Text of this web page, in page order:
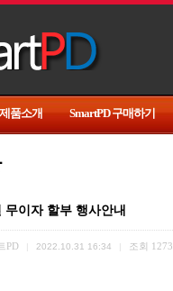
제품소개 SmartPD 구매하기
무이자 할부 행사안내
PD 2022.10.31 16:34 조회 1273